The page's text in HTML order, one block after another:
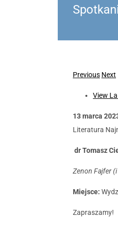
Previous Next
View
13 marca
Literatura
dr Tomasz
Zenon Fajfer
Miejsce:
Zapraszamy!